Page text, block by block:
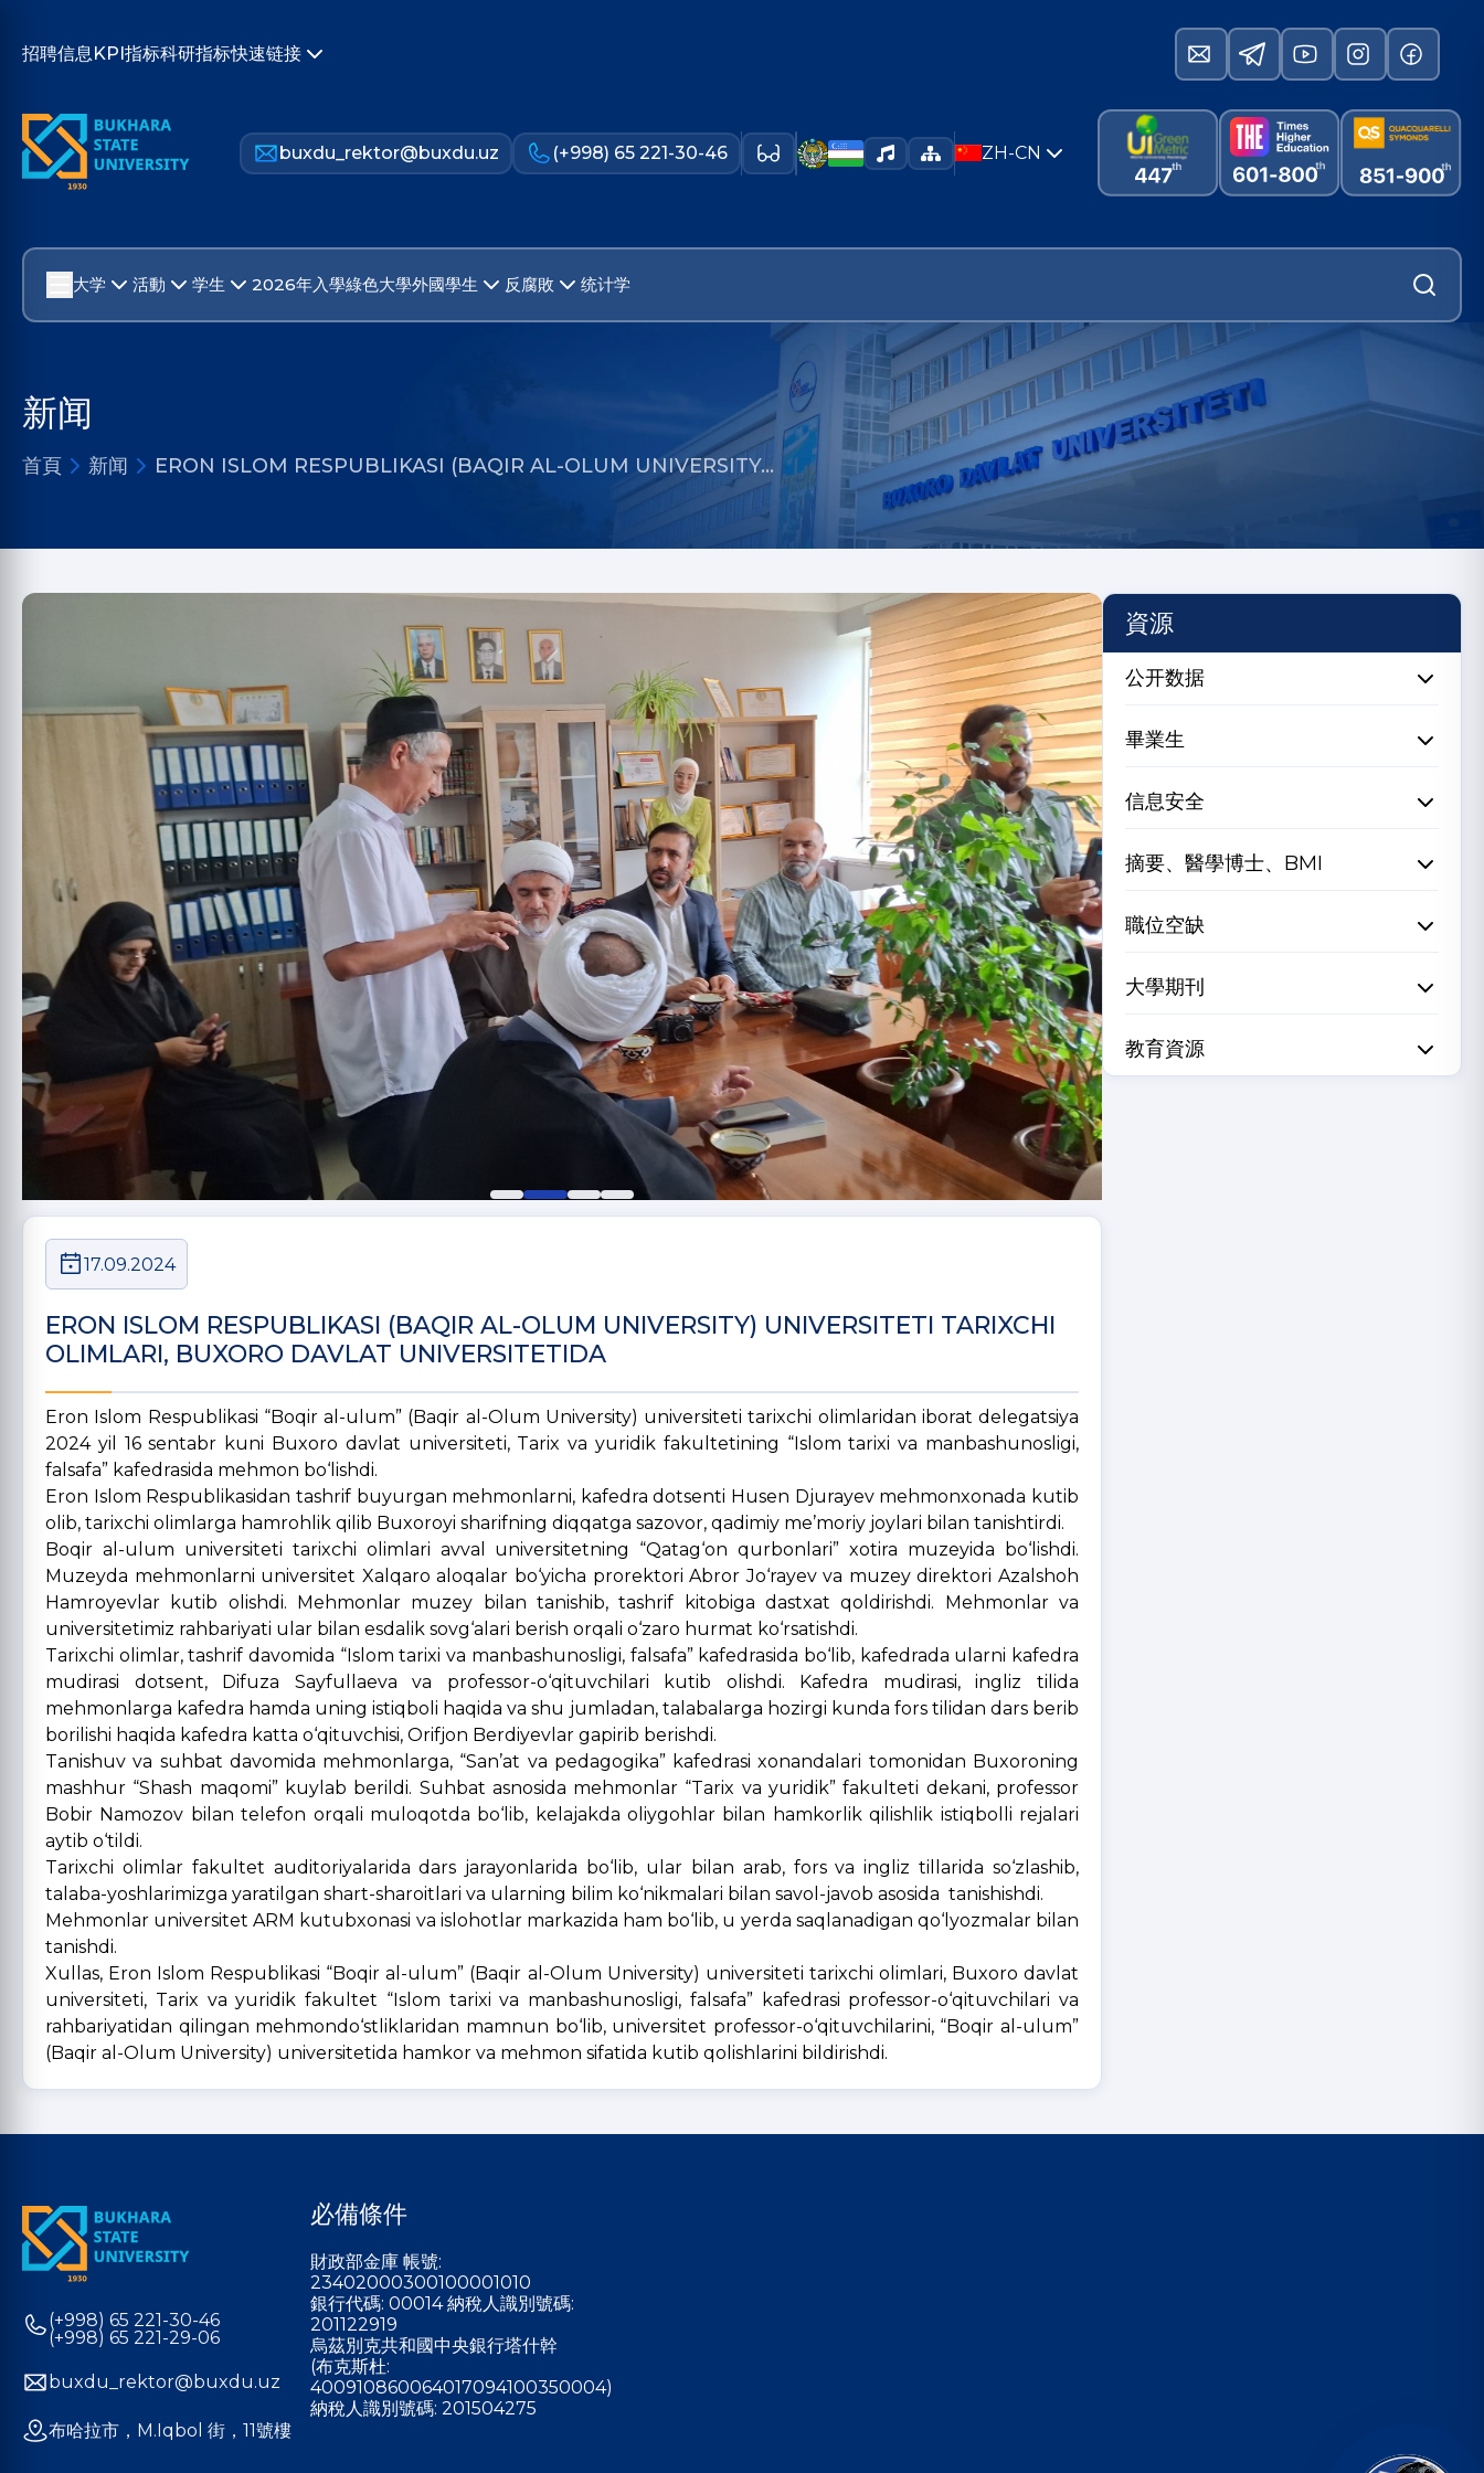
招聘信息KPI指标科研指标快速链接
buxdu_rektor@buxdu.uz (+998) 65 221-30-46 ZH-CN
大学 活動 学生 2026年入學綠色大學外國學生 反腐敗 统计学
新闻
首頁 新闻 ERON ISLOM RESPUBLIKASI (BAQIR AL-OLUM UNIVERSITY…
17.09.2024
ERON ISLOM RESPUBLIKASI (BAQIR AL-OLUM UNIVERSITY) UNIVERSITETI TARIXCHI
OLIMLARI, BUXORO DAVLAT UNIVERSITETIDA
Eron Islom Respublikasi “Boqir al-ulum” (Baqir al-Olum University) universiteti tarixchi olimlaridan iborat delegatsiya
2024 yil 16 sentabr kuni Buxoro davlat universiteti, Tarix va yuridik fakultetining “Islom tarixi va manbashunosligi,
falsafa” kafedrasida mehmon bo‘lishdi.
Eron Islom Respublikasidan tashrif buyurgan mehmonlarni, kafedra dotsenti Husen Djurayev mehmonxonada kutib
olib, tarixchi olimlarga hamrohlik qilib Buxoroyi sharifning diqqatga sazovor, qadimiy me’moriy joylari bilan tanishtirdi.
Boqir al-ulum universiteti tarixchi olimlari avval universitetning “Qatag‘on qurbonlari” xotira muzeyida bo‘lishdi.
Muzeyda mehmonlarni universitet Xalqaro aloqalar bo‘yicha prorektori Abror Jo‘rayev va muzey direktori Azalshoh
Hamroyevlar kutib olishdi. Mehmonlar muzey bilan tanishib, tashrif kitobiga dastxat qoldirishdi. Mehmonlar va
universitetimiz rahbariyati ular bilan esdalik sovg‘alari berish orqali o‘zaro hurmat ko‘rsatishdi.
Tarixchi olimlar, tashrif davomida “Islom tarixi va manbashunosligi, falsafa” kafedrasida bo‘lib, kafedrada ularni kafedra
mudirasi dotsent, Difuza Sayfullaeva va professor-o‘qituvchilari kutib olishdi. Kafedra mudirasi, ingliz tilida
mehmonlarga kafedra hamda uning istiqboli haqida va shu jumladan, talabalarga hozirgi kunda fors tilidan dars berib
borilishi haqida kafedra katta o‘qituvchisi, Orifjon Berdiyevlar gapirib berishdi.
Tanishuv va suhbat davomida mehmonlarga, “San’at va pedagogika” kafedrasi xonandalari tomonidan Buxoroning
mashhur “Shash maqomi” kuylab berildi. Suhbat asnosida mehmonlar “Tarix va yuridik” fakulteti dekani, professor
Bobir Namozov bilan telefon orqali muloqotda bo‘lib, kelajakda oliygohlar bilan hamkorlik qilishlik istiqbolli rejalari
aytib o‘tildi.
Tarixchi olimlar fakultet auditoriyalarida dars jarayonlarida bo‘lib, ular bilan arab, fors va ingliz tillarida so‘zlashib,
talaba-yoshlarimizga yaratilgan shart-sharoitlari va ularning bilim ko‘nikmalari bilan savol-javob asosida tanishishdi.
Mehmonlar universitet ARM kutubxonasi va islohotlar markazida ham bo‘lib, u yerda saqlanadigan qo‘lyozmalar bilan
tanishdi.
Xullas, Eron Islom Respublikasi “Boqir al-ulum” (Baqir al-Olum University) universiteti tarixchi olimlari, Buxoro davlat
universiteti, Tarix va yuridik fakultet “Islom tarixi va manbashunosligi, falsafa” kafedrasi professor-o‘qituvchilari va
rahbariyatidan qilingan mehmondo‘stliklaridan mamnun bo‘lib, universitet professor-o‘qituvchilarini, “Boqir al-ulum”
(Baqir al-Olum University) universitetida hamkor va mehmon sifatida kutib qolishlarini bildirishdi.
資源
公开数据
畢業生
信息安全
摘要、醫學博士、BMI
職位空缺
大學期刊
教育資源
(+998) 65 221-30-46
(+998) 65 221-29-06
buxdu_rektor@buxdu.uz
布哈拉市，M.Iqbol 街，11號樓
必備條件
財政部金庫 帳號:
23402000300100001010
銀行代碼: 00014 納稅人識別號碼:
201122919
烏茲別克共和國中央銀行塔什幹
(布克斯杜:
400910860064017094100350004)
納稅人識別號碼: 201504275